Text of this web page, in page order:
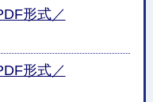
形式／
形式／